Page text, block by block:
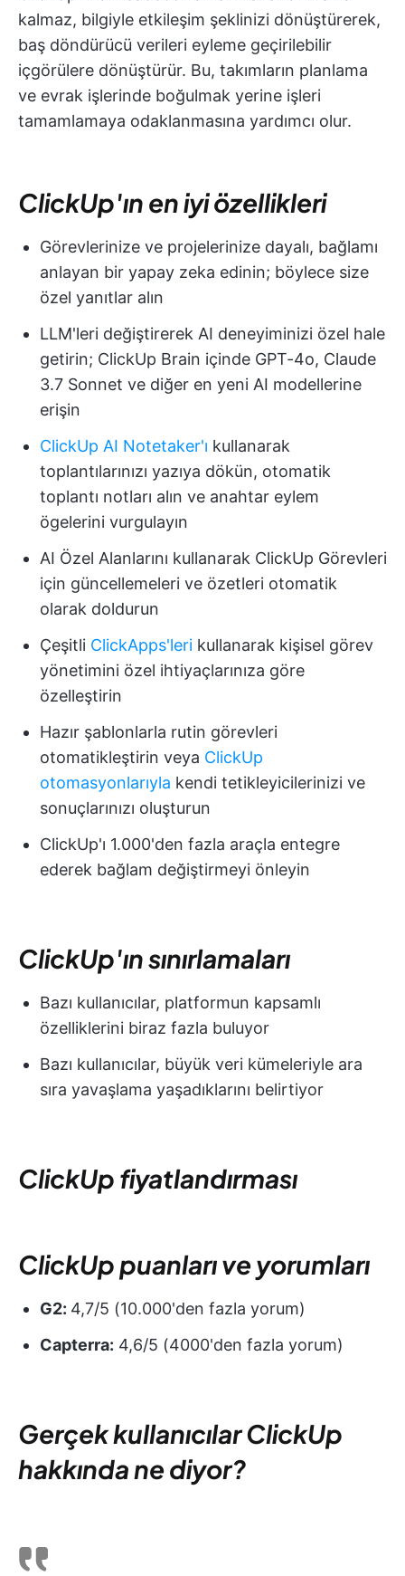
kalmaz, bilgiyle etkileşim şeklinizi dönüştürerek,
baş döndürücü verileri eyleme geçirilebilir
içgörülere dönüştürür. Bu, takımların planlama
ve evrak işlerinde boğulmak yerine işleri
tamamlamaya odaklanmasına yardımcı olur.
ClickUp'ın en iyi özellikleri
Görevlerinize ve projelerinize dayalı, bağlamı
anlayan bir yapay zeka edinin; böylece size
özel yanıtlar alın
LLM'leri değiştirerek AI deneyiminizi özel hale
getirin; ClickUp Brain içinde GPT-4o, Claude
3.7 Sonnet ve diğer en yeni AI modellerine
erişin
ClickUp AI Notetaker'ı kullanarak
toplantılarınızı yazıya dökün, otomatik
toplantı notları alın ve anahtar eylem
ögelerini vurgulayın
AI Özel Alanlarını kullanarak ClickUp Görevleri
için güncellemeleri ve özetleri otomatik
olarak doldurun
Çeşitli ClickApps'leri kullanarak kişisel görev
yönetimini özel ihtiyaçlarınıza göre
özelleştirin
Hazır şablonlarla rutin görevleri
otomatikleştirin veya ClickUp
otomasyonlarıyla kendi tetikleyicilerinizi ve
sonuçlarınızı oluşturun
ClickUp'ı 1.000'den fazla araçla entegre
ederek bağlam değiştirmeyi önleyin
ClickUp'ın sınırlamaları
Bazı kullanıcılar, platformun kapsamlı
özelliklerini biraz fazla buluyor
Bazı kullanıcılar, büyük veri kümeleriyle ara
sıra yavaşlama yaşadıklarını belirtiyor
ClickUp fiyatlandırması
ClickUp puanları ve yorumları
G2: 4,7/5 (10.000'den fazla yorum)
Capterra: 4,6/5 (4000'den fazla yorum)
Gerçek kullanıcılar ClickUp
hakkında ne diyor?